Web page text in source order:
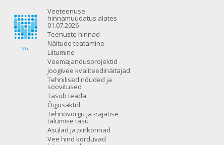
Veeteenuse
hinnamuudatus alates
01.07.2026
Teenuste hinnad
Näitude teatamine
Liitumine
Veemajandusprojektid
Joogivee kvaliteedinäitajad
Tehnilised nõuded ja
soovitused
Tasub teada
Õigusaktid
Tehnovõrgu ja -rajatise
talumise tasu
Asulad ja piirkonnad
Vee hind korduvad